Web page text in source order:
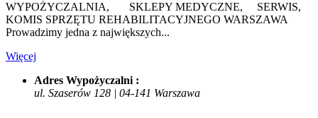
WYPOŻYCZALNIA, SKLEPY MEDYCZNE, SERWIS,
KOMIS SPRZĘTU REHABILITACYJNEGO WARSZAWA
Prowadzimy jedna z największych...
Więcej
Adres Wypożyczalni :
ul. Szaserów 128 | 04-141 Warszawa